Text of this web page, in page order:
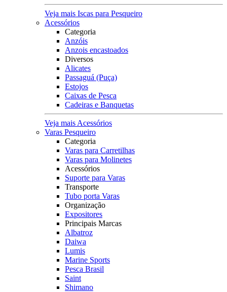
Veja mais Iscas para Pesqueiro
Acessórios
Categoria
Anzóis
Anzois encastoados
Diversos
Alicates
Passaguá (Puça)
Estojos
Caixas de Pesca
Cadeiras e Banquetas
Veja mais Acessórios
Varas Pesqueiro
Categoria
Varas para Carretilhas
Varas para Molinetes
Acessórios
Suporte para Varas
Transporte
Tubo porta Varas
Organização
Expositores
Principais Marcas
Albatroz
Daiwa
Lumis
Marine Sports
Pesca Brasil
Saint
Shimano